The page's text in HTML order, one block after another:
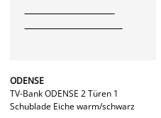
ODENSE
TV-Bank ODENSE 2 Türen 1
Schublade Eiche warm/schwarz